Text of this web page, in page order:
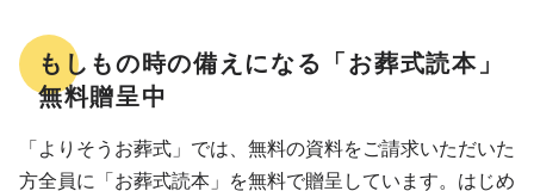
もしもの時の備えになる「お葬式読本」
無料贈呈中
「よりそうお葬式」では、無料の資料をご請求いただいた
方全員に「お葬式読本」を無料で贈呈しています。はじめ